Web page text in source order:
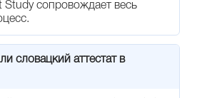
Study сопровождает весь
словацкий аттестат в